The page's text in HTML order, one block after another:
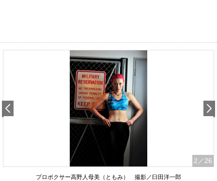
2 ／26
プロボクサー高野人母美（ともみ） 撮影／臼田洋一郎